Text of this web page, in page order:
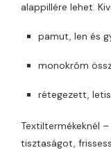
alappillére lehet.
pamut, len és
monokróm
rétegezett,
Textiltermékeknél
tisztaságot,